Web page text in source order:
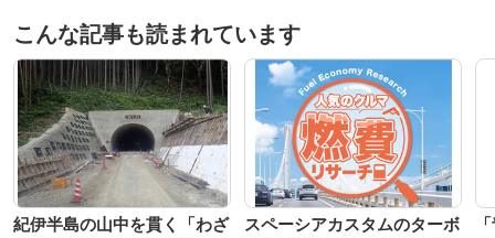
こんな記事も読まれています
紀伊半島の山中を貫く「わざ
スペーシアカスタムのターボ